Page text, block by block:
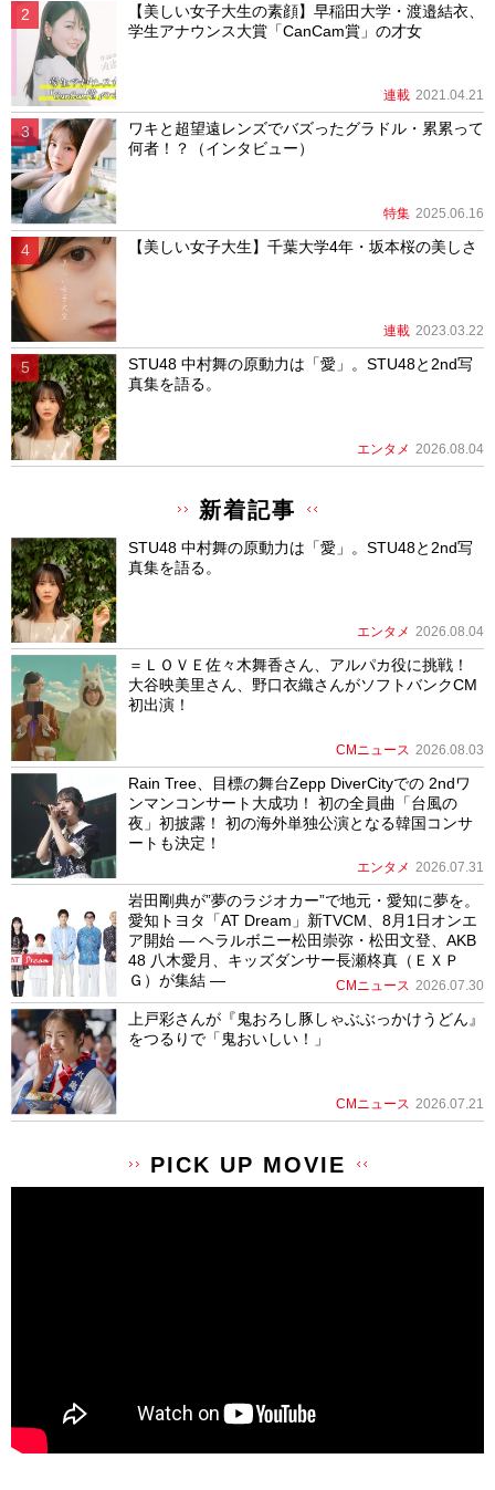
【美しい女子大生の素顔】早稲田大学・渡邉結衣、
学生アナウンス大賞「CanCam賞」の才女
連載 2021.04.21
ワキと超望遠レンズでバズったグラドル・累累って
何者！？（インタビュー）
特集 2025.06.16
【美しい女子大生】千葉大学4年・坂本桜の美しさ
連載 2023.03.22
STU48 中村舞の原動力は「愛」。STU48と2nd写
真集を語る。
エンタメ 2026.08.04
新着記事
STU48 中村舞の原動力は「愛」。STU48と2nd写
真集を語る。
エンタメ 2026.08.04
＝ＬＯＶＥ佐々木舞香さん、アルパカ役に挑戦！
大谷映美里さん、野口衣織さんがソフトバンクCM
初出演！
CMニュース 2026.08.03
Rain Tree、目標の舞台Zepp DiverCityでの 2ndワ
ンマンコンサート大成功！ 初の全員曲「台風の
夜」初披露！ 初の海外単独公演となる韓国コンサ
ートも決定！
エンタメ 2026.07.31
岩田剛典が”夢のラジオカー”で地元・愛知に夢を。
愛知トヨタ「AT Dream」新TVCM、8月1日オンエ
ア開始 ― ヘラルボニー松田崇弥・松田文登、AKB
48 八木愛月、キッズダンサー長瀬柊真（ＥＸＰ
Ｇ）が集結 ―
CMニュース 2026.07.30
上戸彩さんが『鬼おろし豚しゃぶぶっかけうどん』
をつるりで「鬼おいしい！」
CMニュース 2026.07.21
PICK UP MOVIE